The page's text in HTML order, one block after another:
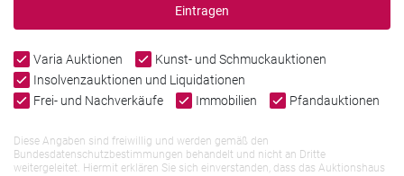
Eintragen
Varia Auktionen
Kunst- und Schmuckauktionen
Insolvenzauktionen und Liquidationen
Frei- und Nachverkäufe
Immobilien Pfandauktionen
Diese Angaben sind freiwillig und werden gemäß den
Bundesdatenschutzbestimmungen behandelt und nicht an Dritte
weitergeleitet. Hiermit erklären Sie sich einverstanden, dass das Auktionshaus